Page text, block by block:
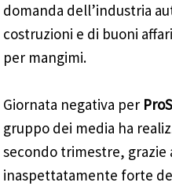
domanda dell’industria
costruzioni e di buoni
per mangimi.
Giornata negativa per
gruppo dei media ha
secondo trimestre, grazie
inaspettatamente forte